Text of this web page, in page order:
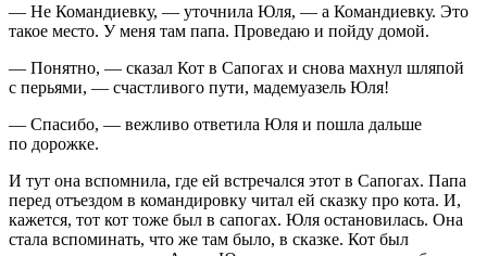
— Не Командиевку, — уточнила Юля, — а Командиевку. Это
такое место. У меня там папа. Проведаю и пойду домой.
— Понятно, — сказал Кот в Сапогах и снова махнул шляпой
с перьями, — счастливого пути, мадемуазель Юля!
— Спасибо, — вежливо ответила Юля и пошла дальше
по дорожке.
И тут она вспомнила, где ей встречался этот в Сапогах. Папа
перед отъездом в командировку читал ей сказку про кота. И,
кажется, тот кот тоже был в сапогах. Юля остановилась. Она
стала вспоминать, что же там было, в сказке. Кот был